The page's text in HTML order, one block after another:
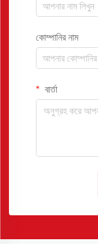
কোম্পানির নাম
বার্তা